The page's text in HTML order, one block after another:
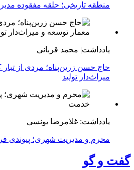
منطقه تاریخی؛ حلقه مفقوده
یادداشت| محمد قربانی
حاج حسن زرین‌پناه؛ مردی از تبار
میراث‌دار تولید
یادداشت: غلامرضا یونسی
محرم و مدیریت شهری؛ پیوندی
گفت و گو